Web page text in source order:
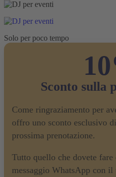
Solo per poco tempo
Sconto sulla
Come ringraziamento per
offro uno sconto esclusivo di
prossima prenotazione.
Tutto quello che dovete
messaggio WhatsApp con il